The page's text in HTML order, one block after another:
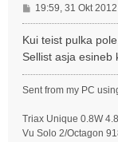
P
o
s
i
t
u
19:59, 31 Okt 2012
Kui teist pulka
Sellist asja esineb
Sent from my PC
Triax Unique 0.8W
Vu Solo 2/Octagon